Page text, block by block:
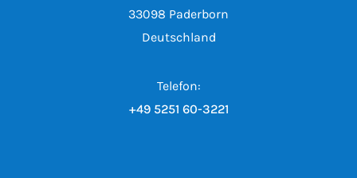
33098 Paderborn
Deutschland
Telefon:
+49 5251 60-3221